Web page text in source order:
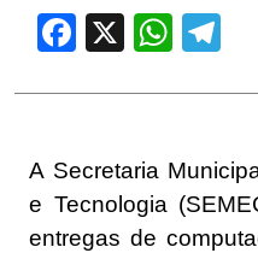
Facebook WhatsApp
A Secretaria
e Tecnologia
entregas de